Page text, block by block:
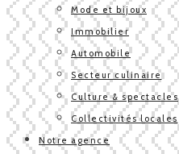
Mode et bijoux
Immobilier
Automobile
Secteur culinaire
Culture & spectacles
Collectivités locales
Notre agence